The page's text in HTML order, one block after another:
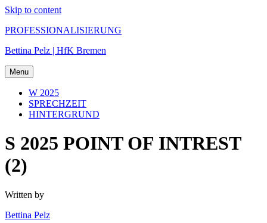
Skip to content
PROFESSIONALISIERUNG
Bettina Pelz | HfK Bremen
Menu
W 2025
SPRECHZEIT
HINTERGRUND
S 2025 POINT OF INTREST
(2)
Written by
Bettina Pelz